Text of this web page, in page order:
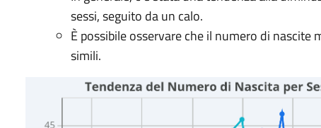
sessi, seguito da un calo.
È possibile osservare che il numero di
simili.